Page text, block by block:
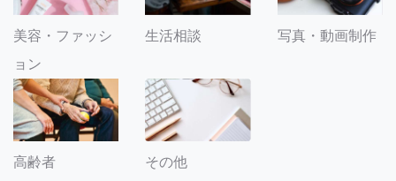
美容・ファッシ
ョン
生活相談 写真・動画制作
高齢者 その他